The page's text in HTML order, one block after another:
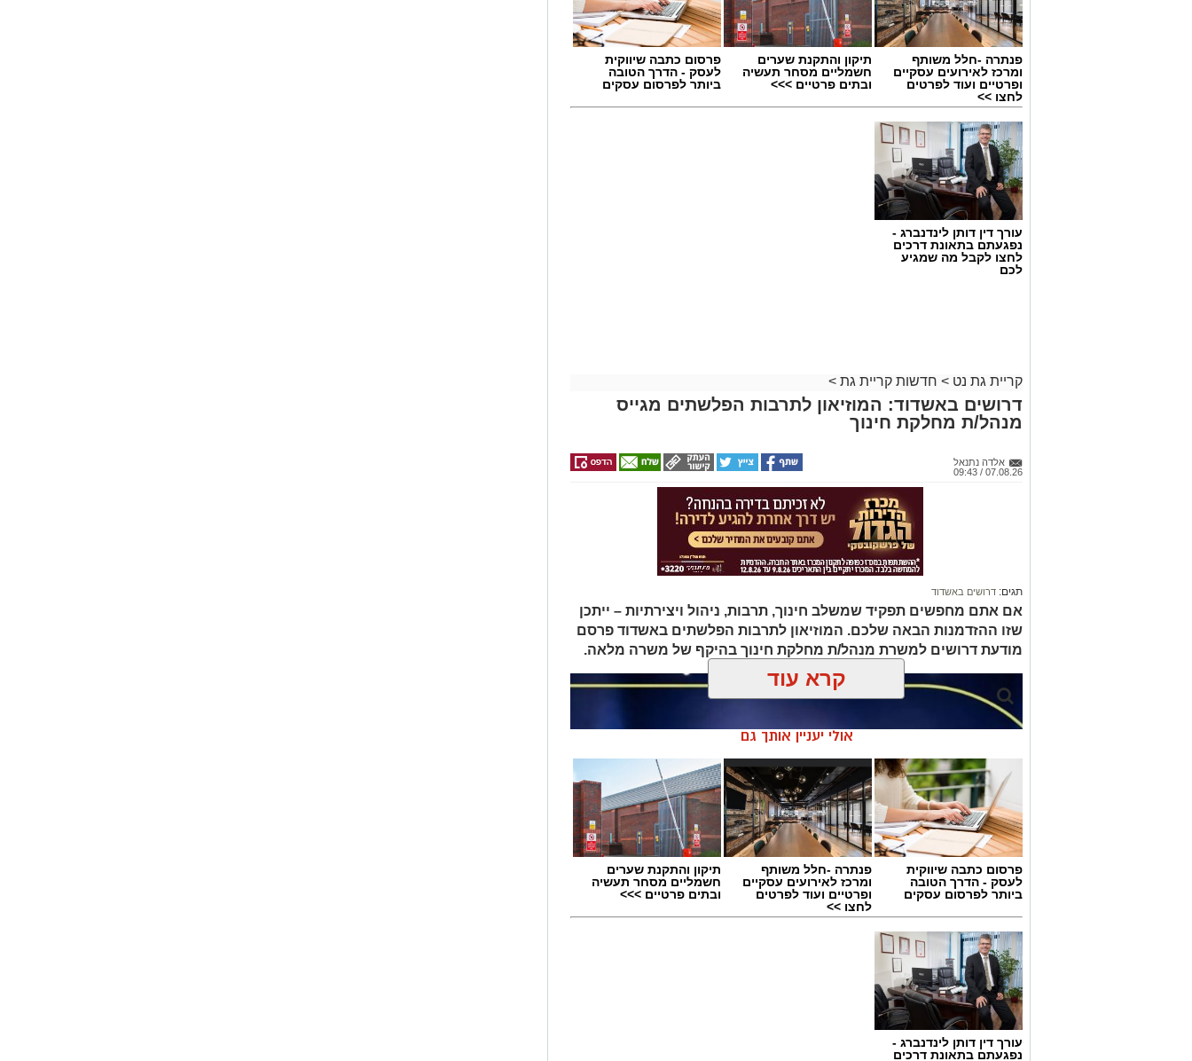
פנתרה -חלל משותף
ומרכז לאירועים עסקיים
ופרטיים ועוד לפרטים
לחצו >>
תיקון והתקנת שערים
חשמליים מסחר תעשיה
ובתים פרטיים >>>
פרסום כתבה שיווקית
לעסק - הדרך הטובה
ביותר לפרסום עסקים
עורך דין דותן לינדנברג -
נפגעתם בתאונת דרכים
לחצו לקבל מה שמגיע
לכם
קריית גת נט > חדשות קריית גת >
דרושים באשדוד: המוזיאון לתרבות הפלשתים מגייס
מנהל/ת מחלקת חינוך
אלדה נתנאל
07.08.26 / 09:43
תגים: דרושים באשדוד
אם אתם מחפשים תפקיד שמשלב חינוך, תרבות, ניהול ויצירתיות – ייתכן
שזו ההזדמנות הבאה שלכם. המוזיאון לתרבות הפלשתים באשדוד פרסם
מודעת דרושים למשרת מנהל/ת מחלקת חינוך בהיקף של משרה מלאה.
גיוס
במסגרת התפקיד יידרש המועמד להוביל את תחום החינוך וההדרכה במוזיאון, לנהל
קרא עוד
אולי יעניין אותך גם
פרסום כתבה שיווקית
לעסק - הדרך הטובה
ביותר לפרסום עסקים
פנתרה -חלל משותף
ומרכז לאירועים עסקיים
ופרטיים ועוד לפרטים
לחצו >>
תיקון והתקנת שערים
חשמליים מסחר תעשיה
ובתים פרטיים >>>
עורך דין דותן לינדנברג -
נפגעתם בתאונת דרכים